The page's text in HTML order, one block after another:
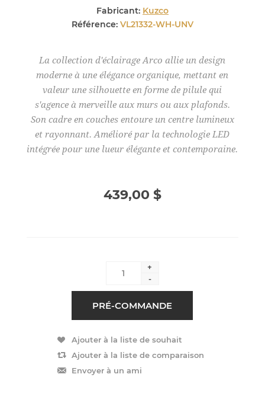
Fabricant: Kuzco
Référence: VL21332-WH-UNV
La collection d'éclairage Arco allie un design
moderne à une élégance organique, mettant en
valeur une silhouette en forme de pilule qui
s'agence à merveille aux murs ou aux plafonds.
Son cadre en couches entoure un centre lumineux
et rayonnant. Amélioré par la technologie LED
intégrée pour une lueur élégante et contemporaine.
439,00 $
+
-